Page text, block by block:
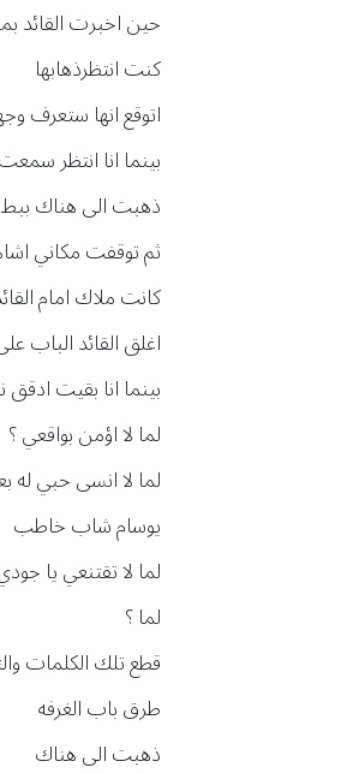
حين اخبرت القائد
كنت انتظرذهابها
اتوقع انها ستعرف
بينما انا انتظر
ذهبت الى هناك
ثم توقفت مكاني
كانت ملاك امام
اغلق القائد الباب
بينما انا بقيت
لما لا اؤمن بواقعي ؟
لما لا انسى حبي له
يوسام شاب خاطب
لما لا تقتنعي يا
لما ؟
قطع تلك الكلمات
طرق باب الغرفه
ذهبت الى هناك